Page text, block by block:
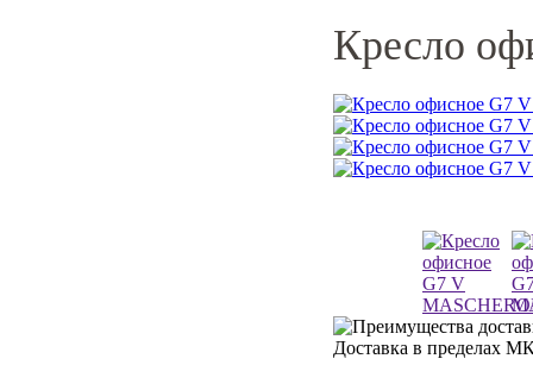
Кресло
Доставка в пределах